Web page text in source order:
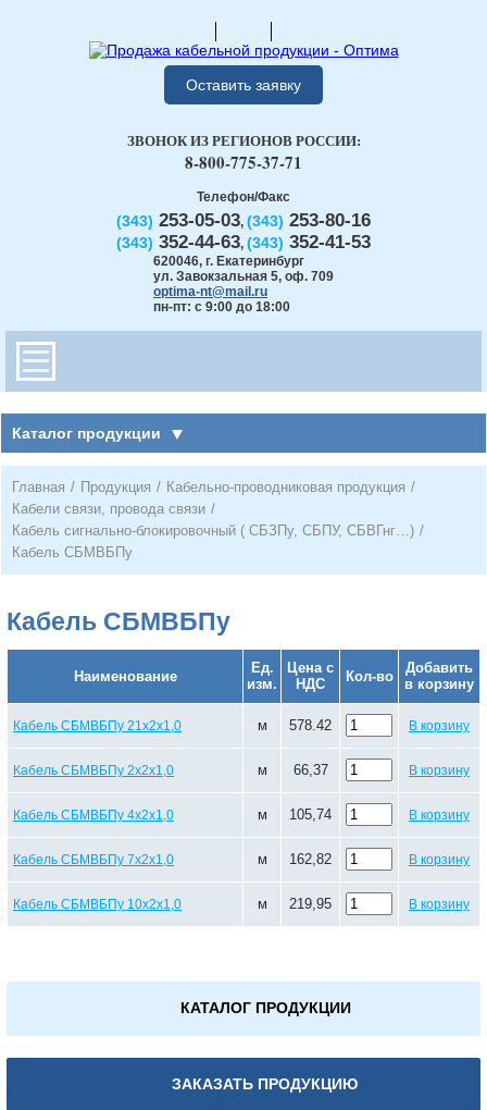
Оставить заявку
Телефон/Факс
(343) 253-05-03, (343) 253-80-16
(343) 352-44-63, (343) 352-41-53
620046, г. Екатеринбург
ул. Завокзальная 5, оф. 709
optima-nt@mail.ru
пн-пт: с 9:00 до 18:00
ЗВОНОК ИЗ РЕГИОНОВ РОССИИ:
8-800-775-37-71
Каталог продукции
Главная / Продукция / Кабельно-проводниковая продукция /
Кабели связи, провода связи /
Кабель сигнально-блокировочный ( СБЗПу, СБПУ, СБВГнг…) /
Кабель СБМВБПу
Кабель СБМВБПу
Наименование
Ед.
изм.
Цена с
НДС
Кол-во
Добавить
в корзину
Кабель СБМВБПу 21х2х1,0 м 578.42 В корзину
Кабель СБМВБПу 2х2х1,0 м 66,37 В корзину
Кабель СБМВБПу 4х2х1,0 м 105,74 В корзину
Кабель СБМВБПу 7х2х1,0 м 162,82 В корзину
Кабель СБМВБПу 10х2х1,0 м 219,95 В корзину
КАТАЛОГ ПРОДУКЦИИ
ЗАКАЗАТЬ ПРОДУКЦИЮ